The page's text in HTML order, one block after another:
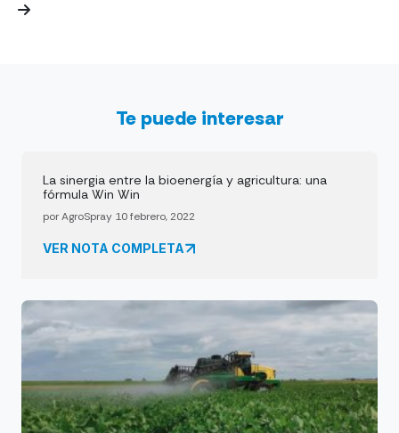
Te puede interesar
La sinergia entre la bioenergía y agricultura: una
fórmula Win Win
por AgroSpray 10 febrero, 2022
VER NOTA COMPLETA